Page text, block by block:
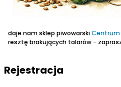
daje nam sklep piwowarskiCentrum
resztę brakujących talarów -
Rejestracja